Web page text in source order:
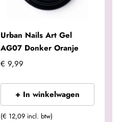
Urban Nails Art Gel
AG07 Donker Oranje
€ 9,99
+ In winkelwagen
(€ 12,09 incl. btw)